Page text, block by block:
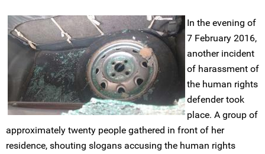
In the evening of
7 February 2016,
another incident
of harassment of
the human rights
defender took
place. A group of
approximately twenty people gathered in front of her
residence, shouting slogans accusing the human rights